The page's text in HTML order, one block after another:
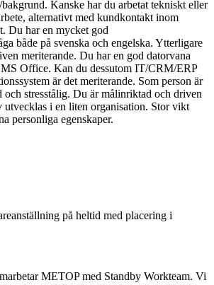
Kanske har du arbetat tekniskt eller
alternativt med kundkontakt inom
Du har en mycket god
både på svenska och engelska. Ytterligare
meriterande. Du har en god datorvana
MS Office. Kan du dessutom IT/CRM/ERP
är det meriterande. Som person är
och stresstålig. Du är målinriktad och driven
utvecklas i en liten organisation. Stor vikt
personliga egenskaper.
på heltid med placering i
METOP med Standby Workteam. Vi